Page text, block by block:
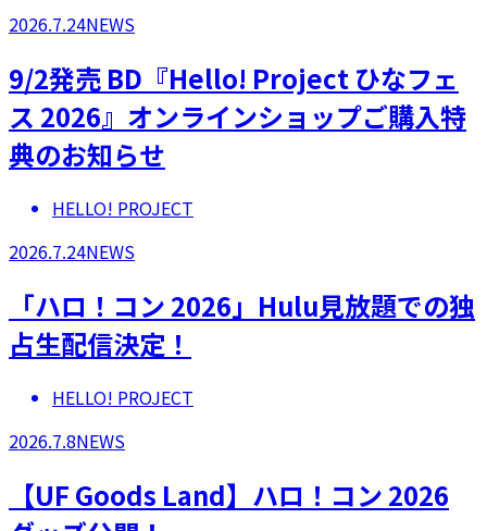
2026.7.24NEWS
9/2発売 BD『Hello! Project ひなフェ
ス 2026』オンラインショップご購入特
典のお知らせ
HELLO! PROJECT
2026.7.24NEWS
「ハロ！コン 2026」Hulu見放題での独
占生配信決定！
HELLO! PROJECT
2026.7.8NEWS
【UF Goods Land】ハロ！コン 2026